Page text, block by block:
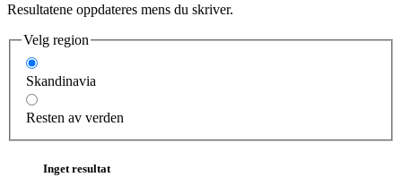
Resultatene oppdateres mens du skriver.
Velg region
Skandinavia
Resten av verden
Inget resultat